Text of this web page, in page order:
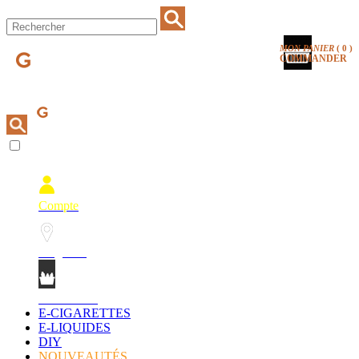
MON PANIER ( 0 )
COMMANDER
Compte
E-CIGARETTES
E-LIQUIDES
DIY
NOUVEAUTÉS